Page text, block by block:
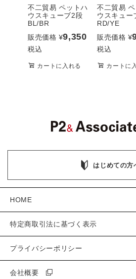
不二貿易 ペットハ
ウスキューブ2段
BL/BR
販売価格 ¥9,350
税込
カートに入れる
不二貿易
ウスキュー
RD/YE
販売価格 ¥
税込
カートに
はじめての方
HOME
特定商取引法に基づく表示
プライバシーポリシー
会社概要